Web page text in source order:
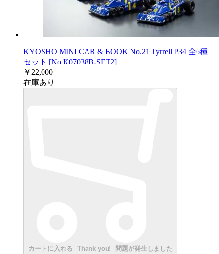
KYOSHO MINI CAR & BOOK No.21 Tyrrell P34 全6種
セット [No.K07038B-SET2]
￥22,000
在庫あり
カートに入れる Thank you! 問題が発生しました